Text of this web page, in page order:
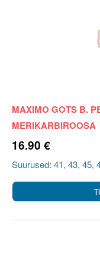
MAXIMO GOTS B.
MERIKARBIROOSA
16.90 €
Suurused: 41, 43, 45,